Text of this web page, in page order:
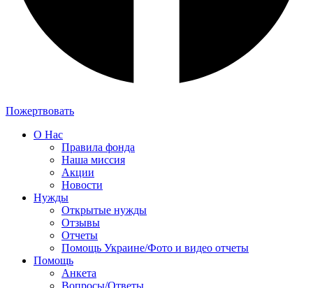
Пожертвовать
О Нас
Правила фонда
Наша миссия
Акции
Новости
Нужды
Открытые нужды
Отзывы
Отчеты
Помощь Украине/Фото и видео отчеты
Помощь
Анкета
Вопросы/Ответы